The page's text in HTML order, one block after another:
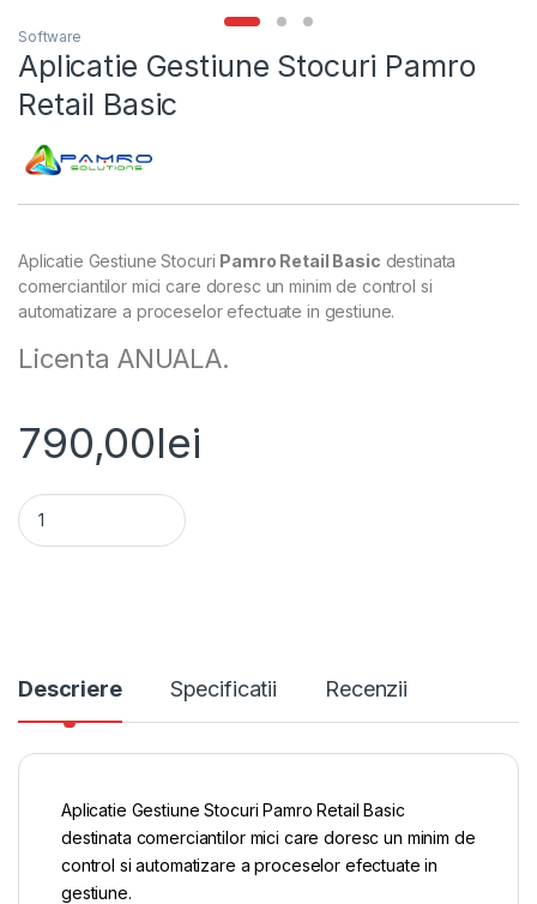
Software
Aplicatie Gestiune Stocuri Pamro
Retail Basic
Aplicatie Gestiune Stocuri Pamro Retail Basic destinata
comerciantilor mici care doresc un minim de control si
automatizare a proceselor efectuate in gestiune.
Licenta ANUALA.
790,00lei
Aplicatie Gestiune Stocuri Pamro Retail Basic quantity
Descriere Specificatii Recenzii
Aplicatie Gestiune Stocuri Pamro Retail Basic
destinata comerciantilor mici care doresc un minim de
control si automatizare a proceselor efectuate in
gestiune.